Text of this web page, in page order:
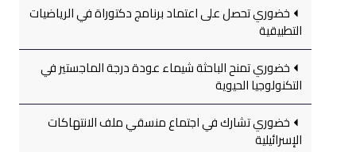
خضوري تحصل على اعتماد برنامج دكتوراة في الرياضيات
التطبيقية
خضوري تمنح الباحثة شيماء عودة درجة الماجستير في
التكنولوجيا الحيوية
خضوري تشارك في اجتماع منسقي ملف الانتهاكات
الإسرائيلية